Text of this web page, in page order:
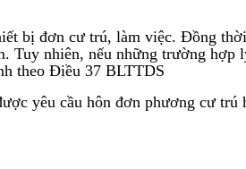
bị đơn cư trú, làm việc. Đồng
Tuy nhiên, nếu những trường hợp
theo Điều 37 BLTTDS
yêu cầu hôn đơn phương cư trú